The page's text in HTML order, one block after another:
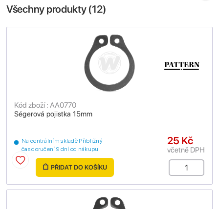
Všechny produkty (12)
Ségerová pojistka 15mm
Kód zboží : AA0770
Na centrálním skladě Přibližný
čas doručení 9 dní od nákupu
25 Kč
včetně DPH
PŘIDAT DO KOŠÍKU